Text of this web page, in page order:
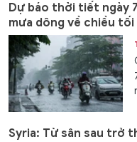
Dự báo thời tiết ngày
mưa dông về chiều tối
Syria: Từ sân sau trở